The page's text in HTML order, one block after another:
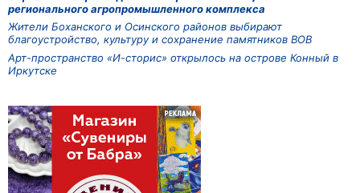
регионального агропромышленного комплекса
Жители Боханского и Осинского районов выбирают
благоустройство, культуру и сохранение памятников ВОВ
Арт-пространство «И-сторис» открылось на острове Конный в
Иркутске